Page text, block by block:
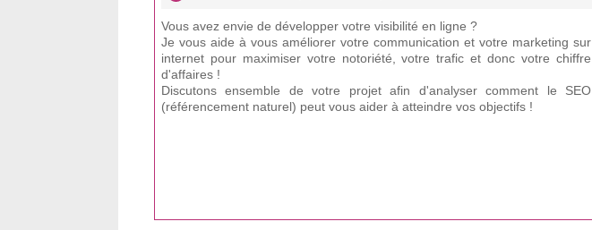
Vous avez envie de développer votre visibilité en ligne ?
Je vous aide à vous améliorer votre communication et votre marketing sur
internet pour maximiser votre notoriété, votre trafic et donc votre chiffre
d'affaires !
Discutons ensemble de votre projet afin d'analyser comment le SEO
(référencement naturel) peut vous aider à atteindre vos objectifs !